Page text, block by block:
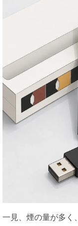
一見、煙の量が多く